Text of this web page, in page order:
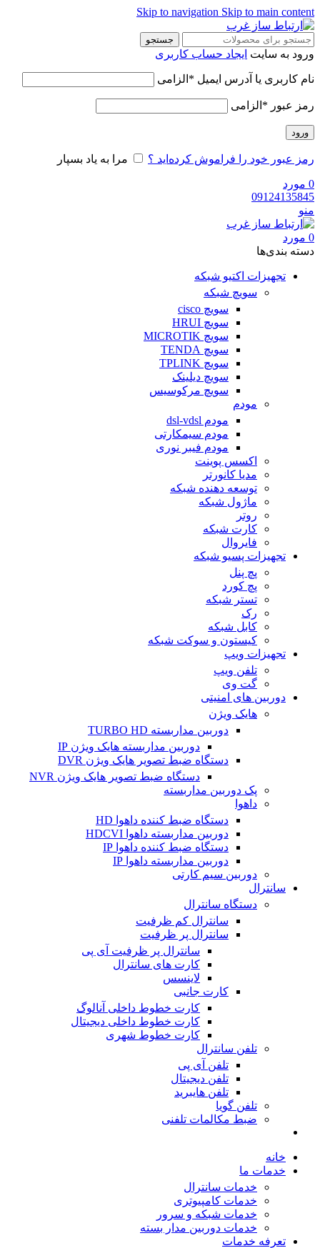
Skip to navigation Skip to main content
جستجو
ورود به سایت ایجاد حساب کاربری
نام کاربری یا آدرس ایمیل * الزامی
رمز عبور * الزامی
ورود
رمز عبور خود را فراموش کرده‌اید ؟ مرا به یاد بسپار
0 مورد
09124135845
منو
0 مورد
دسته‌ بندی‌ها
تجهیزات اکتیو شبکه
سویچ شبکه
سویچ cisco
سویچ HRUI
سویچ MICROTIK
سویچ TENDA
سویچ TPLINK
سویچ دیلینک
سویچ مرکوسیس
مودم
مودم dsl-vdsl
مودم سیمکارتی
مودم فیبر نوری
اکسس پوینت
مدیا کانورتر
توسعه دهنده شبکه
ماژول شبکه
روتر
کارت شبکه
فایروال
تجهیزات پسیو شبکه
پچ پنل
پچ کورد
تستر شبکه
رک
کابل شبکه
کیستون و سوکت شبکه
تجهیزات ویپ
تلفن ویپ
گت وی
دوربین های امنیتی
هایک ویژن
دوربین مداربسته TURBO HD
دوربین مداربسته هایک ویژن IP
دستگاه ضبط تصویر هایک ویژن DVR
دستگاه ضبط تصویر هایک ویژن NVR
پک دوربین مداربسته
داهوا
دستگاه ضبط کننده داهوا HD
دوربین مداربسته داهوا HDCVI
دستگاه ضبط کننده داهوا IP
دوربین مداربسته داهوا IP
دوربین سیم کارتی
سانترال
دستگاه سانترال
سانترال کم ظرفیت
سانترال پر ظرفیت
سانترال پر ظرفیت آی پی
کارت های سانترال
لاینسس
کارت جانبی
کارت خطوط داخلی آنالوگ
کارت خطوط داخلی دیجیتال
کارت خطوط شهری
تلفن سانترال
تلفن آی پی
تلفن دیجیتال
تلفن هایبرید
تلفن گویا
ضبط مکالمات تلفنی
خانه
خدمات ما
خدمات سانترال
خدمات کامپیوتری
خدمات شبکه و سرور
خدمات دوربین مدار بسته
تعرفه خدمات